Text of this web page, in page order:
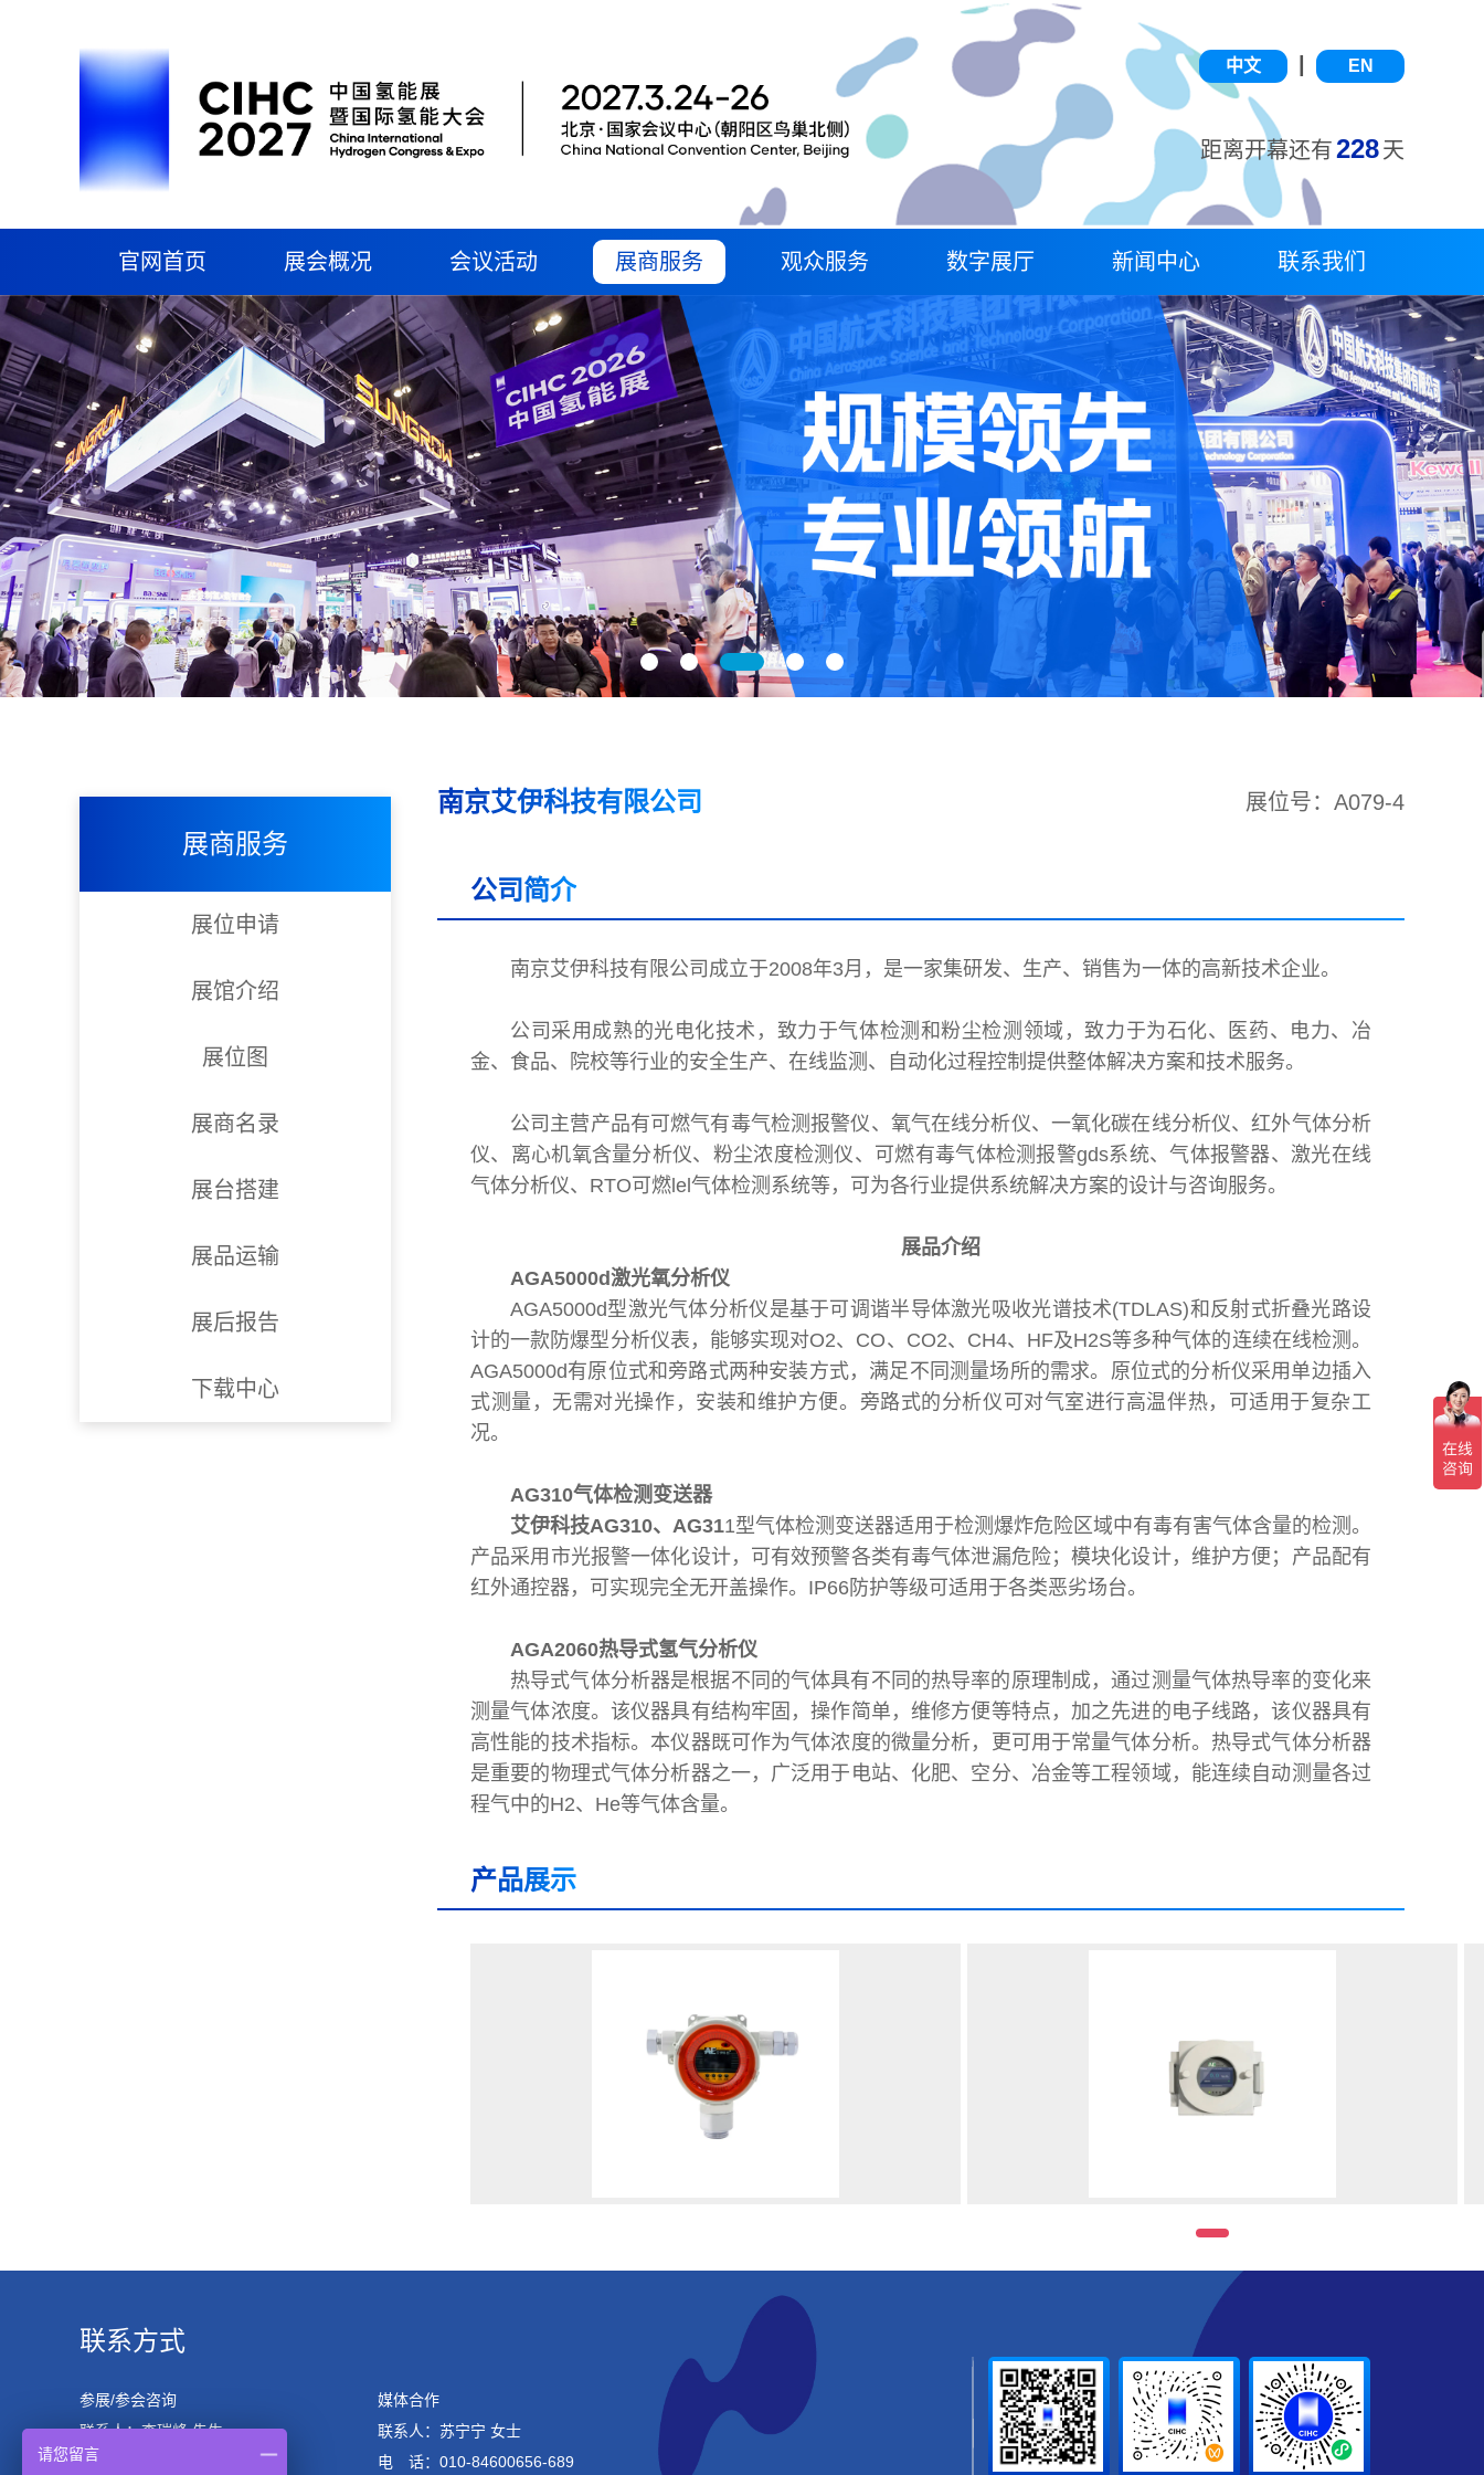
中文 EN
距离开幕还有228天
官网首页 展会概况 会议活动 展商服务 观众服务 数字展厅 新闻中心 联系我们
展商服务
展位申请
展馆介绍
展位图
展商名录
展台搭建
展品运输
展后报告
下载中心
南京艾伊科技有限公司 展位号：A079-4
公司简介
南京艾伊科技有限公司成立于2008年3月，是一家集研发、生产、销售为一体的高新技术企业。
公司采用成熟的光电化技术，致力于气体检测和粉尘检测领域，致力于为石化、医药、电力、冶
金、食品、院校等行业的安全生产、在线监测、自动化过程控制提供整体解决方案和技术服务。
公司主营产品有可燃气有毒气检测报警仪、氧气在线分析仪、一氧化碳在线分析仪、红外气体分析
仪、离心机氧含量分析仪、粉尘浓度检测仪、可燃有毒气体检测报警gds系统、气体报警器、激光在线
气体分析仪、RTO可燃lel气体检测系统等，可为各行业提供系统解决方案的设计与咨询服务。
展品介绍
AGA5000d激光氧分析仪
AGA5000d型激光气体分析仪是基于可调谐半导体激光吸收光谱技术(TDLAS)和反射式折叠光路设
计的一款防爆型分析仪表，能够实现对O2、CO、CO2、CH4、HF及H2S等多种气体的连续在线检测。
AGA5000d有原位式和旁路式两种安装方式，满足不同测量场所的需求。原位式的分析仪采用单边插入
式测量，无需对光操作，安装和维护方便。旁路式的分析仪可对气室进行高温伴热，可适用于复杂工
况。
AG310气体检测变送器
艾伊科技AG310、AG311型气体检测变送器适用于检测爆炸危险区域中有毒有害气体含量的检测。
产品采用市光报警一体化设计，可有效预警各类有毒气体泄漏危险；模块化设计，维护方便；产品配有
红外通控器，可实现完全无开盖操作。IP66防护等级可适用于各类恶劣场台。
AGA2060热导式氢气分析仪
热导式气体分析器是根据不同的气体具有不同的热导率的原理制成，通过测量气体热导率的变化来
测量气体浓度。该仪器具有结构牢固，操作简单，维修方便等特点，加之先进的电子线路，该仪器具有
高性能的技术指标。本仪器既可作为气体浓度的微量分析，更可用于常量气体分析。热导式气体分析器
是重要的物理式气体分析器之一，广泛用于电站、化肥、空分、冶金等工程领域，能连续自动测量各过
程气中的H2、He等气体含量。
产品展示
联系方式
参展/参会咨询
联系人：李瑞峰 先生
电 话：010-84600658
媒体合作
联系人：苏宁宁 女士
电 话：010-84600656-689
请您留言